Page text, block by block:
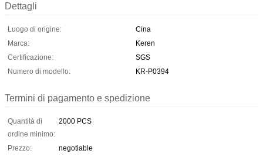
Dettagli
Luogo di origine:
Cina
Marca:
Keren
Certificazione:
SGS
Numero di modello:
KR-P0394
Termini di pagamento e spedizione
Quantità di
ordine minimo:
2000 PCS
Prezzo:
negotiable